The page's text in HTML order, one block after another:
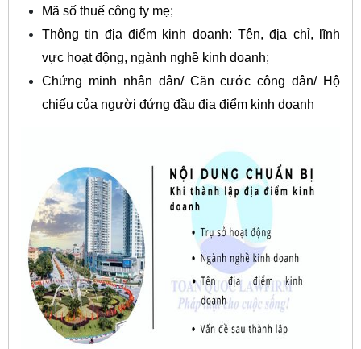
Mã số thuế công ty mẹ;
Thông tin địa điểm kinh doanh: Tên, địa chỉ, lĩnh
vực hoạt động, ngành nghề kinh doanh;
Chứng minh nhân dân/ Căn cước công dân/ Hộ
chiếu của người đứng đầu địa điểm kinh doanh